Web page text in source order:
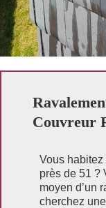
Couvreur
Vous
près de 51 ?
moyen d’un
cherchez